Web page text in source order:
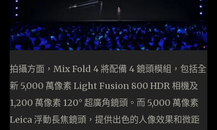
拍攝方面，Mix Fold 4 將配備 4 鏡頭模組，包括全
新 5,000 萬像素 Light Fusion 800 HDR 相機及
1,200 萬像素 120° 超廣⾓鏡頭。⽽ 5,000 萬像素
Leica 浮動⻑焦鏡頭，提供出⾊的⼈像效果和微距